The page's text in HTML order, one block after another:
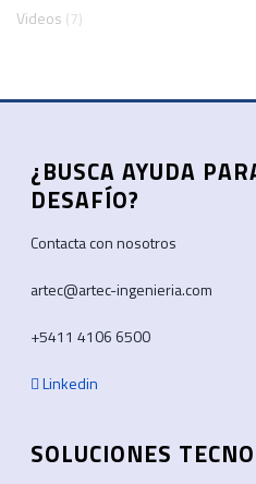
Videos (7)
¿BUSCA AYUDA
DESAFÍO?
Contacta con nosotros
artec@artec-ingenieria.com
+5411 4106 6500
Linkedin
SOLUCIONES